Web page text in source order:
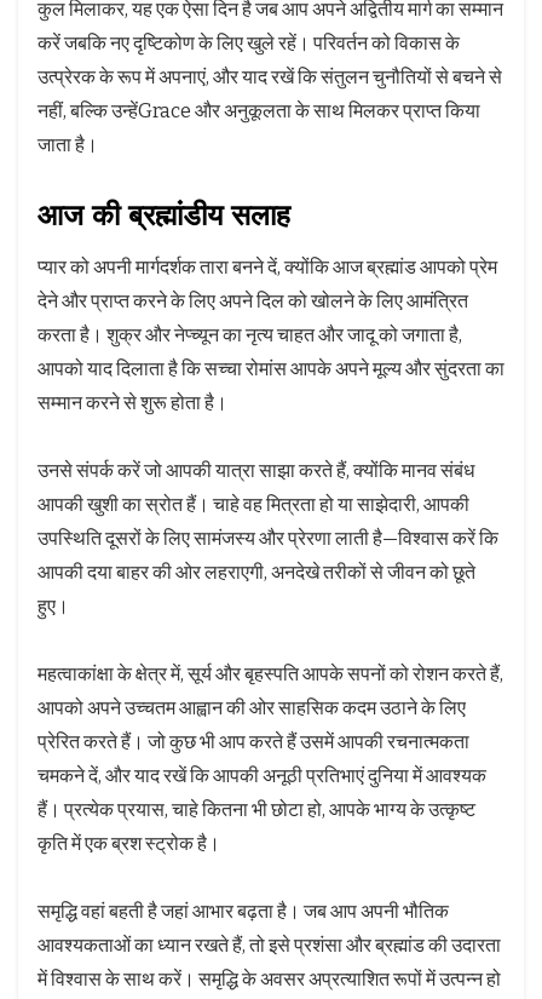
कुल मिलाकर, यह एक ऐसा दिन है जब आप अपने अद्वितीय मार्ग का सम्मान
करें जबकि नए दृष्टिकोण के लिए खुले रहें। परिवर्तन को विकास के
उत्प्रेरक के रूप में अपनाएं, और याद रखें कि संतुलन चुनौतियों से बचने से
नहीं, बल्कि उन्हेंGrace और अनुकूलता के साथ मिलकर प्राप्त किया
जाता है।
आज की ब्रह्मांडीय सलाह
प्यार को अपनी मार्गदर्शक तारा बनने दें, क्योंकि आज ब्रह्मांड आपको प्रेम
देने और प्राप्त करने के लिए अपने दिल को खोलने के लिए आमंत्रित
करता है। शुक्र और नेप्च्यून का नृत्य चाहत और जादू को जगाता है,
आपको याद दिलाता है कि सच्चा रोमांस आपके अपने मूल्य और सुंदरता का
सम्मान करने से शुरू होता है।
उनसे संपर्क करें जो आपकी यात्रा साझा करते हैं, क्योंकि मानव संबंध
आपकी खुशी का स्रोत हैं। चाहे वह मित्रता हो या साझेदारी, आपकी
उपस्थिति दूसरों के लिए सामंजस्य और प्रेरणा लाती है—विश्वास करें कि
आपकी दया बाहर की ओर लहराएगी, अनदेखे तरीकों से जीवन को छूते
हुए।
महत्वाकांक्षा के क्षेत्र में, सूर्य और बृहस्पति आपके सपनों को रोशन करते हैं,
आपको अपने उच्चतम आह्वान की ओर साहसिक कदम उठाने के लिए
प्रेरित करते हैं। जो कुछ भी आप करते हैं उसमें आपकी रचनात्मकता
चमकने दें, और याद रखें कि आपकी अनूठी प्रतिभाएं दुनिया में आवश्यक
हैं। प्रत्येक प्रयास, चाहे कितना भी छोटा हो, आपके भाग्य के उत्कृष्ट
कृति में एक ब्रश स्ट्रोक है।
समृद्धि वहां बहती है जहां आभार बढ़ता है। जब आप अपनी भौतिक
आवश्यकताओं का ध्यान रखते हैं, तो इसे प्रशंसा और ब्रह्मांड की उदारता
में विश्वास के साथ करें। समृद्धि के अवसर अप्रत्याशित रूपों में उत्पन्न हो